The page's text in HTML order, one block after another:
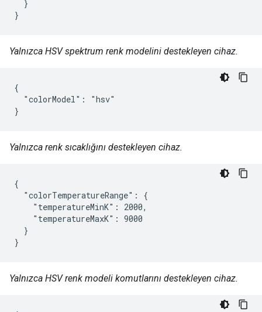
  }
}
Yalnızca HSV spektrum renk modelini destekleyen cihaz.
{
  "colorModel": "hsv"
}
Yalnızca renk sıcaklığını destekleyen cihaz.
{
  "colorTemperatureRange": {
    "temperatureMinK": 2000,
    "temperatureMaxK": 9000
  }
}
Yalnızca HSV renk modeli komutlarını destekleyen cihaz.